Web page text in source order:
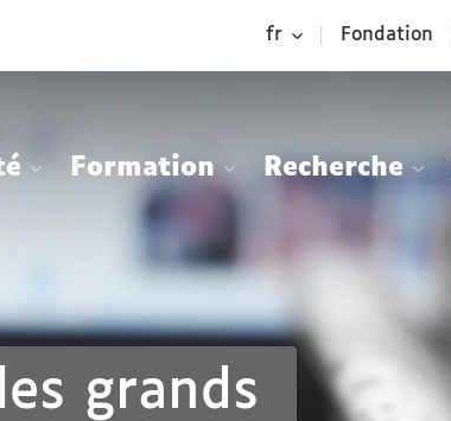
contenu
fr Fondation
Formation Recherche
grands